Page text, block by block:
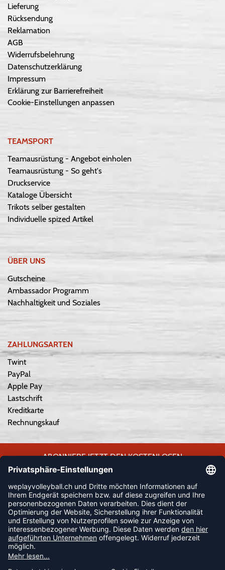
Lieferung
Rücksendung
Reklamation
AGB
Widerrufsbelehrung
Datenschutzerklärung
Impressum
Erklärung zur Barrierefreiheit
Cookie-Einstellungen anpassen
TEAMSPORT
Teamausrüstung - Angebot einholen
Teamausrüstung - So geht's
Druckservice
Kataloge Übersicht
Trikots selber gestalten
Individuelle spized Artikel
ÜBER UNS
Gutscheine
Ambassador Programm
Nachhaltigkeit und Soziales
ZAHLUNGSARTEN
Twint
PayPal
Apple Pay
Lastschrift
Kreditkarte
Rechnungskauf
ABONNIERE JETZT DEN KOSTENLOSEN
WEPLAYVOLLEYBALL-NEWSLETTER UND VERPASSE KEINE
JETZT ANMELDEN
FOLLOW US